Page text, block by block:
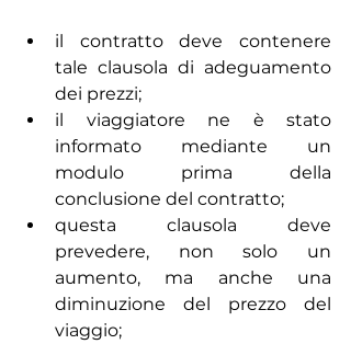
il contratto deve contenere
tale clausola di adeguamento
dei prezzi;
il viaggiatore ne è stato
informato mediante un
modulo prima della
conclusione del contratto;
questa clausola deve
prevedere, non solo un
aumento, ma anche una
diminuzione del prezzo del
viaggio;